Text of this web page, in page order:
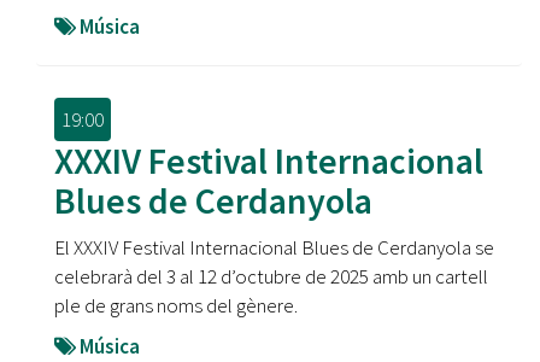
Música
19:00
XXXIV Festival Internacional
Blues de Cerdanyola
El XXXIV Festival Internacional Blues de Cerdanyola se
celebrarà del 3 al 12 d’octubre de 2025 amb un cartell
ple de grans noms del gènere.
Música